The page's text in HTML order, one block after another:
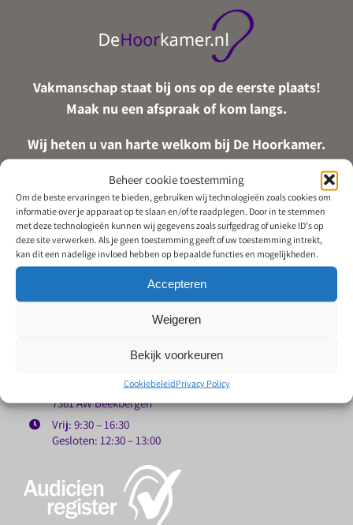
Beheer cookie toestemming
Om de beste ervaringen te bieden, gebruiken wij technologieën zoals cookies om
informatie over je apparaat op te slaan en/of te raadplegen. Door in te stemmen
met deze technologieën kunnen wij gegevens zoals surfgedrag of unieke ID's op
deze site verwerken. Als je geen toestemming geeft of uw toestemming intrekt,
kan dit een nadelige invloed hebben op bepaalde functies en mogelijkheden.
Accepteren
Weigeren
Bekijk voorkeuren
CookiebeleidPrivacy Policy
Vakmanschap staat bij ons op de eerste plaats!
Maak nu een afspraak of kom langs.
Wij heten u van harte welkom bij De Hoorkamer.
Contact
7361 AW Beekbergen
Vrij: 9:30 – 16:30
Gesloten: 12:30 – 13:00